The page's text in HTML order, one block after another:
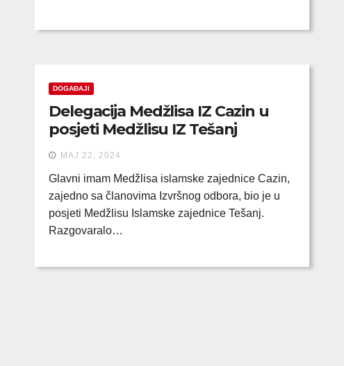
DOGAĐAJI
Delegacija Medžlisa IZ Cazin u
posjeti Medžlisu IZ Tešanj
MAJ 22, 2024
Glavni imam Medžlisa islamske zajednice Cazin,
zajedno sa članovima Izvršnog odbora, bio je u
posjeti Medžlisu Islamske zajednice Tešanj.
Razgovaralo…